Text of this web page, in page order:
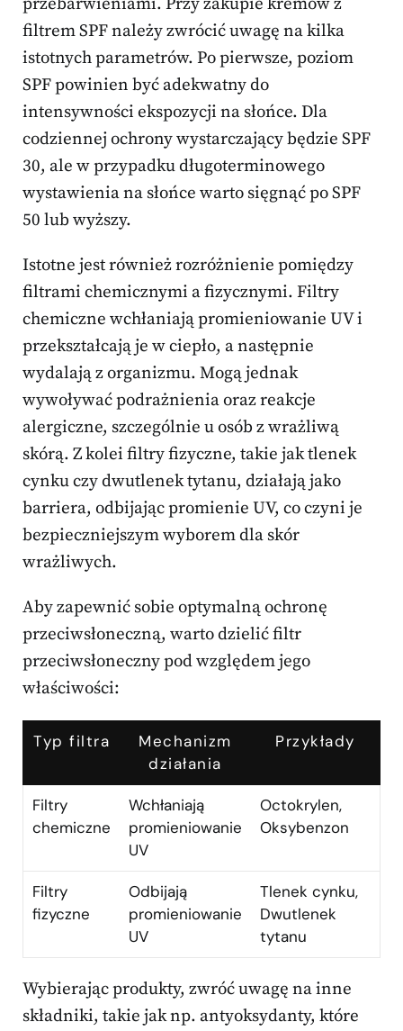
filtrem SPF należy zwrócić uwagę na kilka
istotnych parametrów. Po pierwsze, poziom
SPF powinien być adekwatny do
intensywności ekspozycji na słońce. Dla
codziennej ochrony wystarczający będzie SPF
30, ale w przypadku długoterminowego
wystawienia na słońce warto sięgnąć po SPF
50 lub wyższy.
Istotne jest również rozróżnienie pomiędzy
filtrami chemicznymi a fizycznymi. Filtry
chemiczne wchłaniają promieniowanie UV i
przekształcają je w ciepło, a następnie
wydalają z organizmu. Mogą jednak
wywoływać podrażnienia oraz reakcje
alergiczne, szczególnie u osób z wrażliwą
skórą. Z kolei filtry fizyczne, takie jak tlenek
cynku czy dwutlenek tytanu, działają jako
barriera, odbijając promienie UV, co czyni je
bezpieczniejszym wyborem dla skór
wrażliwych.
Aby zapewnić sobie optymalną ochronę
przeciwsłoneczną, warto dzielić filtr
przeciwsłoneczny pod względem jego
właściwości:
Typ filtra
Mechanizm
działania
Przykłady
Filtry
chemiczne
Wchłaniają
promieniowanie
UV
Octokrylen,
Oksybenzon
Filtry
fizyczne
Odbijają
promieniowanie
UV
Tlenek cynku,
Dwutlenek
tytanu
Wybierając produkty, zwróć uwagę na inne
składniki, takie jak np. antyoksydanty, które